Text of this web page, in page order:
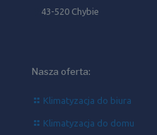
43-520 Chybie
Nasza oferta:
Klimatyzacja do biura
Klimatyzacja do domu